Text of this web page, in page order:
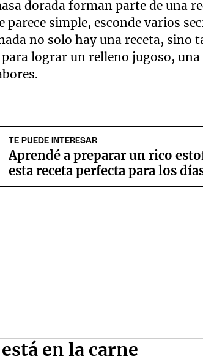
dorada forman parte de una
parece simple, esconde varios
no solo hay una receta, sino
lograr un relleno jugoso,
TE PUEDE INTERESAR
Aprendé a preparar un rico
esta receta perfecta para los
en la carne